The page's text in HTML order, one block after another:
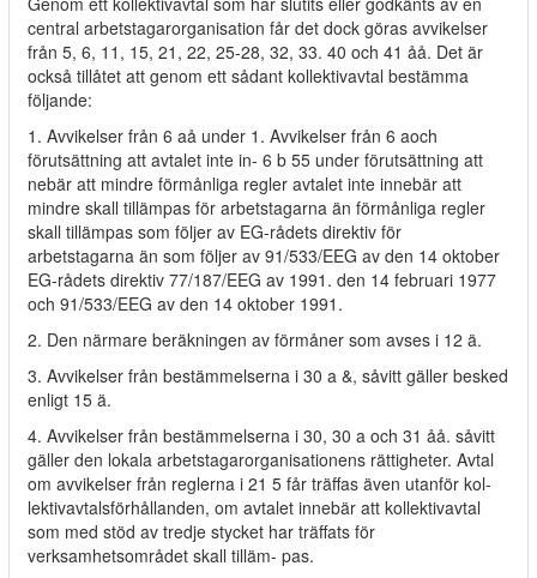
central arbetstagarorganisation får det dock göras avvikelser
från 5, 6, 11, 15, 21, 22, 25-28, 32, 33. 40 och 41 åå. Det är
också tillåtet att genom ett sådant kollektivavtal bestämma
följande:
1. Avvikelser från 6 aå under 1. Avvikelser från 6 aoch
förutsättning att avtalet inte in- 6 b 55 under förutsättning att
nebär att mindre förmånliga regler avtalet inte innebär att
mindre skall tillämpas för arbetstagarna än förmånliga regler
skall tillämpas som följer av EG-rådets direktiv för
arbetstagarna än som följer av 91/533/EEG av den 14 oktober
EG-rådets direktiv 77/187/EEG av 1991. den 14 februari 1977
och 91/533/EEG av den 14 oktober 1991.
2. Den närmare beräkningen av förmåner som avses i 12 ä.
3. Avvikelser från bestämmelserna i 30 a &, såvitt gäller besked
enligt 15 ä.
4. Avvikelser från bestämmelserna i 30, 30 a och 31 åå. såvitt
gäller den lokala arbetstagarorganisationens rättigheter. Avtal
om avvikelser från reglerna i 21 5 får träffas även utanför kol-
lektivavtalsförhållanden, om avtalet innebär att kollektivavtal
som med stöd av tredje stycket har träffats för
verksamhetsområdet skall tilläm- pas.